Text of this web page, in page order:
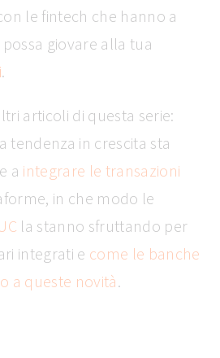
le fintech che hanno a
giovare alla tua
.
articoli di questa serie:
tendenza in crescita sta
a integrare le transazioni
in che modo le
la stanno sfruttando per
integrati e come le banche
a queste novità.